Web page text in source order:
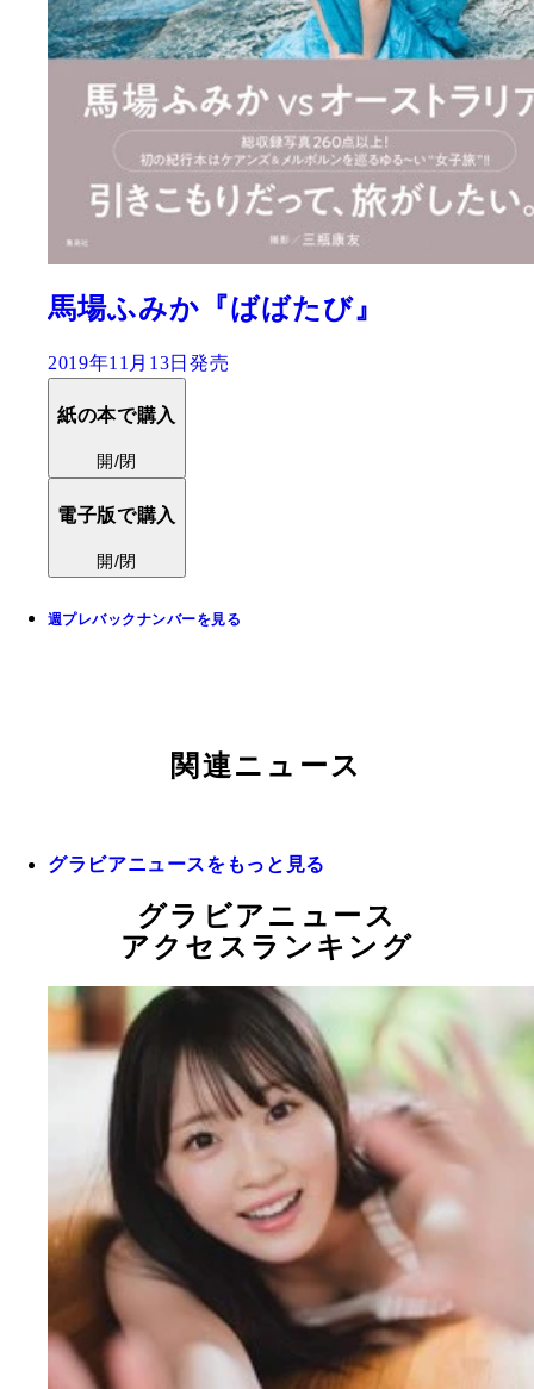
馬場ふみか『ばばたび』
2019年11月13日発売
紙の本で購入
開/閉
電子版で購入
開/閉
週プレバックナンバーを見る
関連ニュース
グラビアニュースをもっと見る
グラビアニュース
アクセスランキング